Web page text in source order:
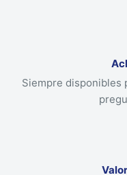
Siempre disponibles